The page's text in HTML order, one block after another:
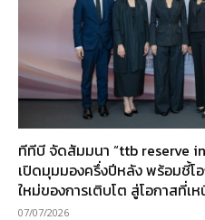
ทีทีบี จัดสัมมนา “ttb reserve
เปิดมุมมองครึ่งปีหลัง พร้อมชี้โ
ใหม่ของการเติบโต สู่โอกาสที่เห
07/07/2026